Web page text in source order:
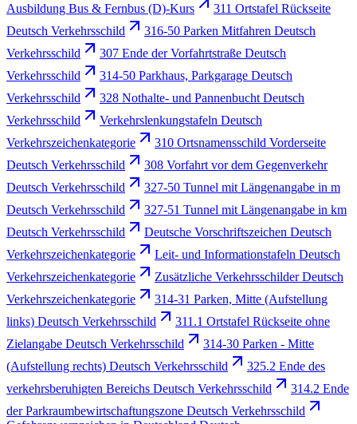
Ausbildung Bus & Fernbus (D)-Kurs
311 Ortstafel Rückseite
Deutsch Verkehrsschild
316-50 Parken Mitfahren Deutsch
Verkehrsschild
307 Ende der Vorfahrtstraße Deutsch
Verkehrsschild
314-50 Parkhaus, Parkgarage Deutsch
Verkehrsschild
328 Nothalte- und Pannenbucht Deutsch
Verkehrsschild
Verkehrslenkungstafeln Deutsch
Verkehrszeichenkategorie
310 Ortsnamensschild Vorderseite
Deutsch Verkehrsschild
308 Vorfahrt vor dem Gegenverkehr
Deutsch Verkehrsschild
327-50 Tunnel mit Längenangabe in m
Deutsch Verkehrsschild
327-51 Tunnel mit Längenangabe in km
Deutsch Verkehrsschild
Deutsche Vorschriftszeichen Deutsch
Verkehrszeichenkategorie
Leit- und Informationstafeln Deutsch
Verkehrszeichenkategorie
Zusätzliche Verkehrsschilder Deutsch
Verkehrszeichenkategorie
314-31 Parken, Mitte (Aufstellung
links) Deutsch Verkehrsschild
311.1 Ortstafel Rückseite ohne
Zielangabe Deutsch Verkehrsschild
314-30 Parken - Mitte
(Aufstellung rechts) Deutsch Verkehrsschild
325.2 Ende des
verkehrsberuhigten Bereichs Deutsch Verkehrsschild
314.2 Ende
der Parkraumbewirtschaftungszone Deutsch Verkehrsschild